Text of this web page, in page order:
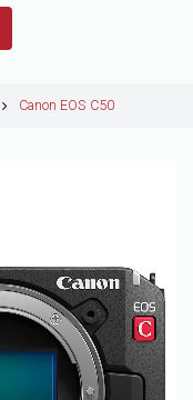
Canon EOS C50